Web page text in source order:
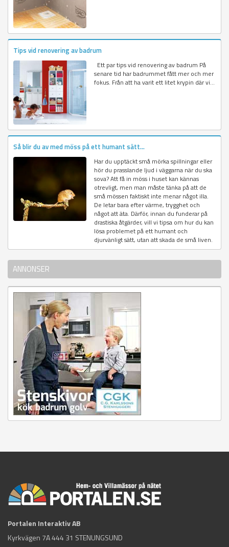
Tips vid renovering av badrum
Ett par tips vid renovering av badrum På
senare tid har badrummet fått mer och mer
fokus. Från att ha varit ett litet krypin där vi...
Så blir du av med möss på ett humant sätt...
Har du upptäckt små mörka spillningar eller
hör du prasslande ljud i väggarna när du ska
sova? Att få in möss i huset kan kännas
otrevligt, men man måste tänka på att de
små mössen faktiskt inte menar något illa.
De letar bara efter värme, trygghet och
något att äta. Därför, innan du funderar på
drastiska åtgärder, vill vi tipsa om hur du kan
lösa problemet på ett humant och
djurvänligt sätt, utan att skada de små liven.
ANNONSER
Portalen Interaktiv AB
Kyrkvägen 7A 444 31 STENUNGSUND